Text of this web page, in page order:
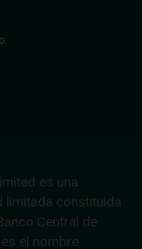
es una
limitada constituida
Central de
es el nombre